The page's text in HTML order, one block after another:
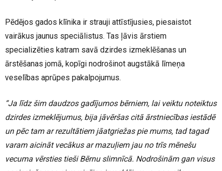
Pēdējos gados klīnika ir strauji attīstījusies, piesaistot
vairākus jaunus speciālistus. Tas ļāvis ārstiem
specializēties katram savā dzirdes izmeklēšanas un
ārstēšanas jomā, kopīgi nodrošinot augstākā līmeņa
veselības aprūpes pakalpojumus.
“Ja līdz šim daudzos gadījumos bērniem, lai veiktu noteiktus
dzirdes izmeklējumus, bija jāvēršas citā ārstniecības iestādē
un pēc tam ar rezultātiem jāatgriežas pie mums, tad tagad
varam aicināt vecākus ar mazuļiem jau no trīs mēnešu
vecuma vērsties tieši Bērnu slimnīcā. Nodrošinām gan visus